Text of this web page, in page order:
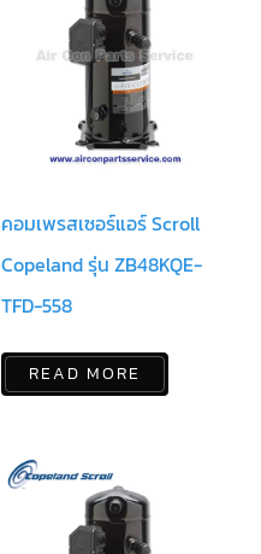
คอมเพรสเซอร์แอร์ Scroll
Copeland รุ่น ZB48KQE-
TFD-558
READ MORE